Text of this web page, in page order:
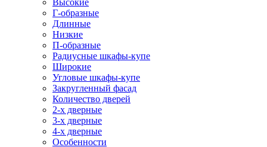
Высокие
Г-образные
Длинные
Низкие
П-образные
Радиусные шкафы-купе
Широкие
Угловые шкафы-купе
Закругленный фасад
Количество дверей
2-х дверные
3-х дверные
4-х дверные
Особенности